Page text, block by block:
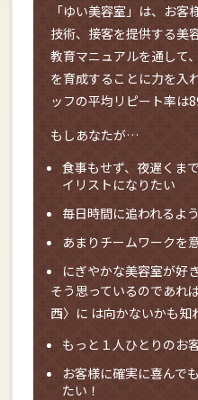
「ゆい美容室」は、お
技術、接客を提供する美
教育マニュアルを通して
を育成することに力を入
ッフの平均リピート率は
もしあなたが…
食事もせず、夜遅くま
イリストになりたい
毎日時間に追われるよ
あまりチームワークを
にぎやかな美容室が好き
そう思っているのであれ
西〉に は向かないかも
もっと１人ひとりのお
お客様に確実に喜んで
たい！